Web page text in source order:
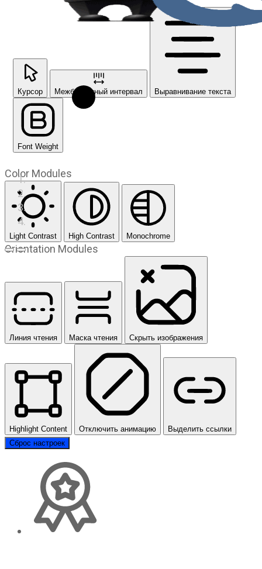
Предыдущий слайд
Следующий слайд
Курсор Межбуквенный интервал Выравнивание текста
Font Weight
Color Modules
Light Contrast High Contrast Monochrome
Orientation Modules
Линия чтения Маска чтения Скрыть изображения
Highlight Content Отключить анимацию
Выделить ссылки
Сброс настроек